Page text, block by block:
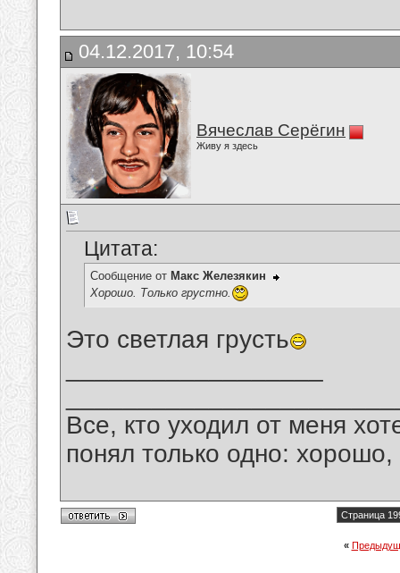
04.12.2017, 10:54
Вячеслав Серёгин
Живу я здесь
Цитата:
Сообщение от Макс Железякин
Хорошо. Только грустно.
Это светлая грусть
Все, кто уходил от меня
понял только одно:
Страница
«